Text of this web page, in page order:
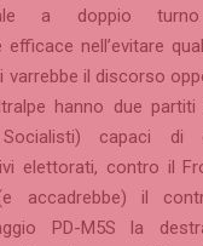
a doppio
efficace nell’evitare
varrebbe il discorso
hanno due partiti
capaci di
elettorati, contro il
accadrebbe) il
PD-M5S la